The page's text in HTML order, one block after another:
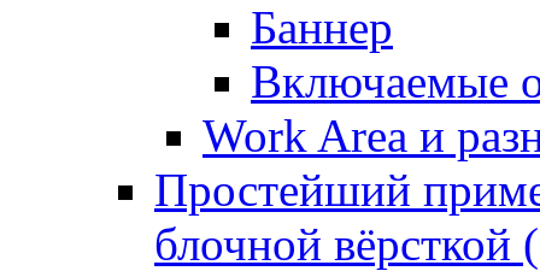
Баннер
Включаемые
Work Area и
Простейший
блочной вёрсткой